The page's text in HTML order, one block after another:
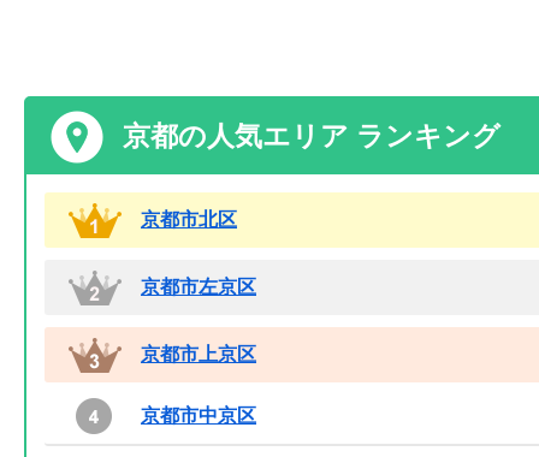
京都の人気エリア ランキング
京都市北区
京都市左京区
京都市上京区
京都市中京区